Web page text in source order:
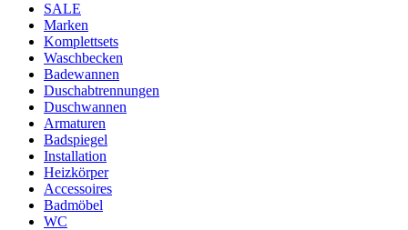
SALE
Marken
Komplettsets
Waschbecken
Badewannen
Duschabtrennungen
Duschwannen
Armaturen
Badspiegel
Installation
Heizkörper
Accessoires
Badmöbel
WC